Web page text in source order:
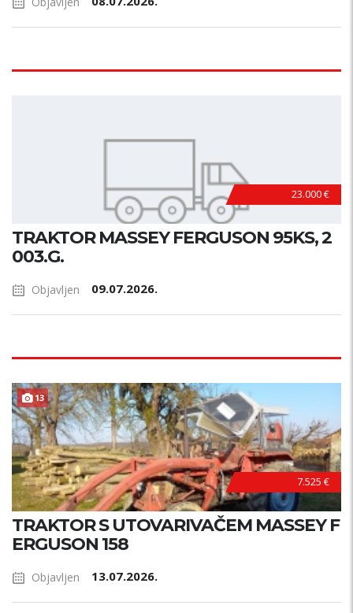
23.000 €
TRAKTOR MASSEY FERGUSON 95KS, 2
003.G.
Objavljen 09.07.2026.
13
7.525 €
TRAKTOR S UTOVARIVAČEM MASSEY F
ERGUSON 158
Objavljen 13.07.2026.